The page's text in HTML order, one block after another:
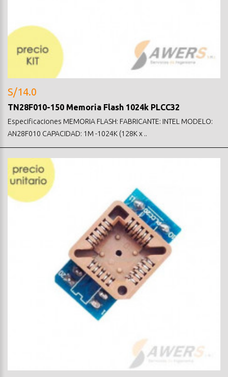
S/14.0
TN28F010-150 Memoria Flash 1024k PLCC32
Especificaciones MEMORIA FLASH: FABRICANTE: INTEL MODELO:
AN28F010 CAPACIDAD: 1M -1024K (128K x ..